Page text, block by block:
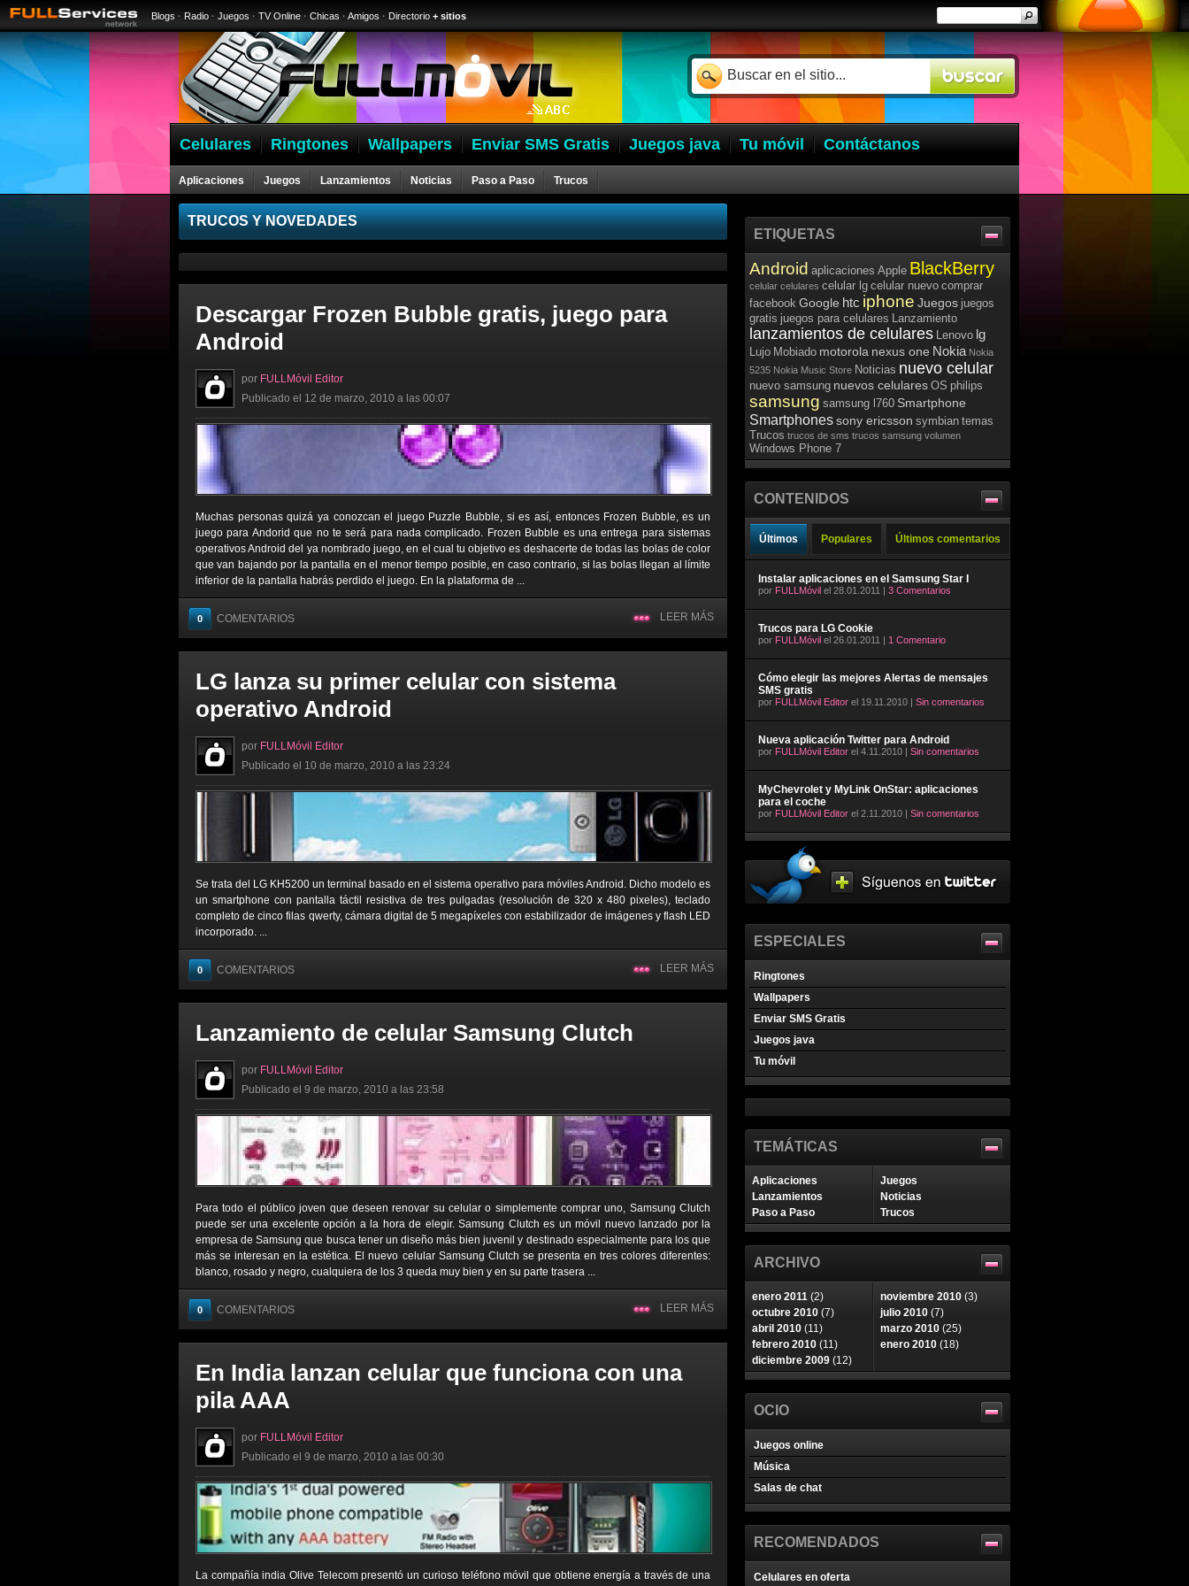
Blogs · Radio · Juegos · TV Online · Chicas · Amigos · Directorio + sitios
Celulares Ringtones Wallpapers Enviar SMS Gratis Juegos java Tu móvil Contáctanos
Aplicaciones Juegos Lanzamientos Noticias Paso a Paso Trucos
Celulares
TRUCOS Y NOVEDADES
Descargar Frozen Bubble gratis, juego para
Android
por FULLMóvil Editor
Publicado el 12 de marzo, 2010 a las 00:07
Muchas personas quizá ya conozcan el juego Puzzle Bubble, si es así, entonces Frozen Bubble, es un
juego para Andorid que no te será para nada complicado. Frozen Bubble es una entrega para sistemas
operativos Android del ya nombrado juego, en el cual tu objetivo es deshacerte de todas las bolas de color
que van bajando por la pantalla en el menor tiempo posible, en caso contrario, si las bolas llegan al límite
inferior de la pantalla habrás perdido el juego. En la plataforma de ...
0 COMENTARIOS LEER MÁS
LG lanza su primer celular con sistema
operativo Android
por FULLMóvil Editor
Publicado el 10 de marzo, 2010 a las 23:24
Se trata del LG KH5200 un terminal basado en el sistema operativo para móviles Android. Dicho modelo es
un smartphone con pantalla táctil resistiva de tres pulgadas (resolución de 320 x 480 pixeles), teclado
completo de cinco filas qwerty, cámara digital de 5 megapíxeles con estabilizador de imágenes y flash LED
incorporado. ...
0 COMENTARIOS LEER MÁS
Lanzamiento de celular Samsung Clutch
por FULLMóvil Editor
Publicado el 9 de marzo, 2010 a las 23:58
Para todo el público joven que deseen renovar su celular o simplemente comprar uno, Samsung Clutch
puede ser una excelente opción a la hora de elegir. Samsung Clutch es un móvil nuevo lanzado por la
empresa de Samsung que busca tener un diseño más bien juvenil y destinado especialmente para los que
más se interesan en la estética. El nuevo celular Samsung Clutch se presenta en tres colores diferentes:
blanco, rosado y negro, cualquiera de los 3 queda muy bien y en su parte trasera ...
0 COMENTARIOS LEER MÁS
En India lanzan celular que funciona con una
pila AAA
por FULLMóvil Editor
Publicado el 9 de marzo, 2010 a las 00:30
La compañía india Olive Telecom presentó un curioso teléfono móvil que obtiene energía a través de una
ETIQUETAS
Android aplicaciones Apple BlackBerry
celular celulares celular lg celular nuevo comprar
facebook Google htc iphone Juegos juegos
gratis juegos para celulares Lanzamiento
lanzamientos de celulares Lenovo lg
Lujo Mobiado motorola nexus one Nokia Nokia
5235 Nokia Music Store Noticias nuevo celular
nuevo samsung nuevos celulares OS philips
samsung samsung l760 Smartphone
Smartphonessony ericsson symbian temas
Trucos trucos de sms trucos samsung volumen
Windows Phone 7
CONTENIDOS
Últimos Populares Últimos comentarios
Instalar aplicaciones en el Samsung Star I
por FULLMóvil el 28.01.2011 | 3 Comentarios
Trucos para LG Cookie
por FULLMóvil el 26.01.2011 | 1 Comentario
Cómo elegir las mejores Alertas de mensajes
SMS gratis
por FULLMóvil Editor el 19.11.2010 | Sin comentarios
Nueva aplicación Twitter para Android
por FULLMóvil Editor el 4.11.2010 | Sin comentarios
MyChevrolet y MyLink OnStar: aplicaciones
para el coche
por FULLMóvil Editor el 2.11.2010 | Sin comentarios
ESPECIALES
Ringtones
Wallpapers
Enviar SMS Gratis
Juegos java
Tu móvil
TEMÁTICAS
Aplicaciones
Juegos
Lanzamientos
Noticias
Paso a Paso
Trucos
ARCHIVO
enero 2011 (2) noviembre 2010 (3)
octubre 2010 (7) julio 2010 (7)
abril 2010 (11) marzo 2010 (25)
febrero 2010 (11) enero 2010 (18)
diciembre 2009 (12)
OCIO
Juegos online
Música
Salas de chat
RECOMENDADOS
Celulares en oferta